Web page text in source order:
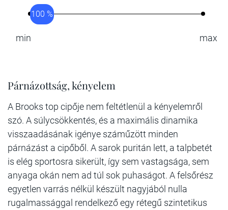
100 %
min max
Párnázottság, kényelem
A Brooks top cipője nem feltétlenül a kényelemről
szó. A súlycsökkentés, és a maximális dinamika
visszaadásának igénye száműzött minden
párnázást a cipőből. A sarok puritán lett, a talpbetét
is elég sportosra sikerült, így sem vastagsága, sem
anyaga okán nem ad túl sok puhaságot. A felsőrész
egyetlen varrás nélkül készült nagyjából nulla
rugalmassággal rendelkező egy rétegű szintetikus